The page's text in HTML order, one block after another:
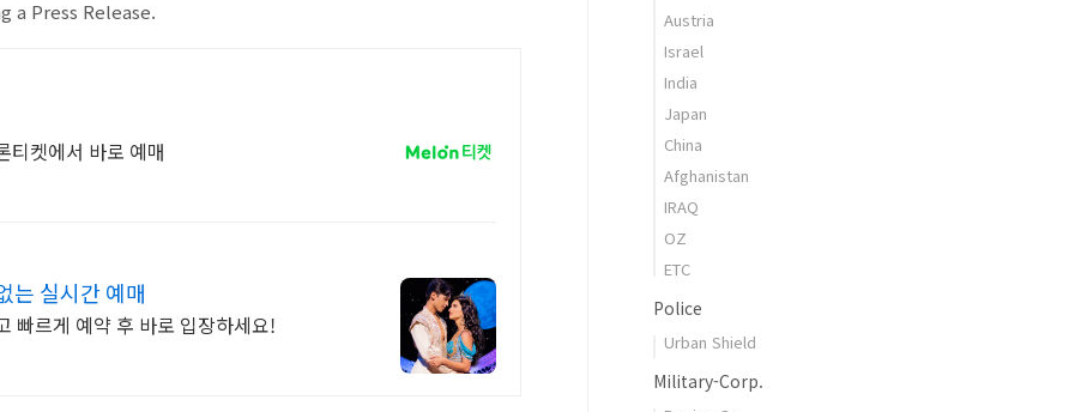
a Press Release.
티켓에서 바로 예매
는 실시간 예매
빠르게 예약 후 바로 입장하세요!
Austria
Israel
India
Japan
China
Afghanistan
IRAQ
OZ
ETC
Police
Urban Shield
Military-Corp.